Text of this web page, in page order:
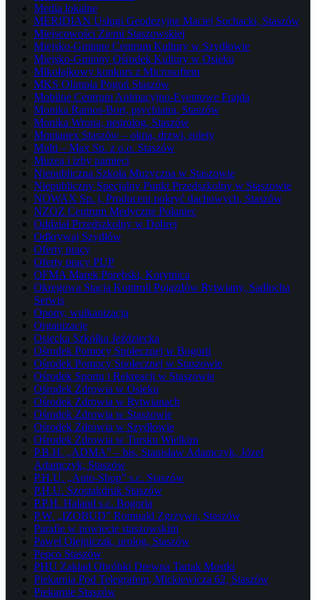
Media lokalne
MERIDIAN Usługi Geodezyjne Maciej Sochacki, Staszów
Miejscowości Ziemi Staszowskiej
Miejsko-Gminne Centrum Kultury w Szydłowie
Miejsko-Gminny Ośrodek Kultury w Osieku
Mikołajkowy konkurs z Microsoftem
MKS Olimpia Pogoń Staszów
Mobilne Centrum Animacyjno-Eventowe Frajda
Monika Ramos-Bort, psychiatra, Staszów
Monika Wrona, neurolog, Staszów
Montanex Staszów – okna, drzwi, rolety
Multi – Max Sp. z o.o. Staszów
Muzea i izby pamięci
Niepubliczna Szkoła Muzyczna w Staszowie
Niepubliczny Specjalny Punkt Przedszkolny w Staszowie
NOWAX Sp. j. Producent pokryć dachowych, Staszów
NZOZ Centrum Medyczne Połaniec
Oddział Przedszkolny w Dobrej
Odkrywaj Szydłów
Oferty pracy
Oferty pracy PUP
OFMA Marek Porębski, Korytnica
Okręgowa Stacja Kontroli Pojazdów Rytwiany, Sadłocha
Serwis
Opony, wulkanizacja
Organizacje
Osiecka Szkółka Jeździecka
Ośrodek Pomocy Społecznej w Bogorii
Ośrodek Pomocy Społecznej w Staszowie
Ośrodek Sportu i Rekreacji w Staszowie
Ośrodek Zdrowia w Osieku
Ośrodek Zdrowia w Rytwianach
Ośrodek Zdrowia w Staszowie
Ośrodek Zdrowia w Szydłowie
Ośrodek Zdrowia w Tursku Wielkim
P.B.H. „ADMA” – bis, Stanisław Adamczyk, Józef
Adamczyk, Staszów
P.H.U. „Auto-Shop” s.c. Staszów
P.H.U. Szostakdruk Staszów
P.P.H. Haland s.c. Bogoria
P.W. „IZOBUD” Romuald Zgrzywa, Staszów
Parafie w powiecie staszowskim
Paweł Olejniczak, urolog, Staszów
Pepco Staszów
PHU Zakład Obróbki Drewna Tartak Mostki
Piekarnia Pod Telegrafem, Mickiewicza 62, Staszów
Piekarnie Staszów